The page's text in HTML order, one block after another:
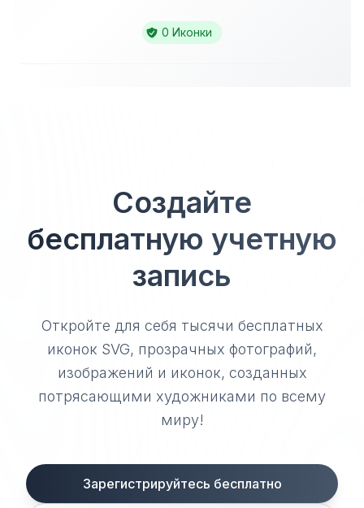
0 Иконки
Создайте
бесплатную учетную
запись
Откройте для себя тысячи бесплатных
иконок SVG, прозрачных фотографий,
изображений и иконок, созданных
потрясающими художниками по всему
миру!
Зарегистрируйтесь бесплатно